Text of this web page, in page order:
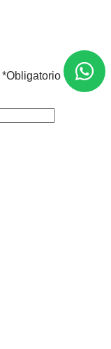
*Obligatorio